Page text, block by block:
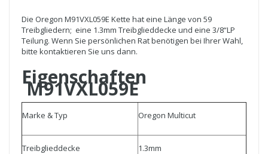
Die Oregon M91VXL059E Kette hat eine Länge von 59
Treibgliedern; eine 1.3mm Treibglieddecke und eine 3/8“LP
Teilung. Wenn Sie persönlichen Rat benötigen bei Ihrer Wahl,
bitte kontaktieren Sie uns dann.
Eigenschaften
M91VXL059E
Marke & Typ Oregon Multicut
Treibglieddecke 1.3mm